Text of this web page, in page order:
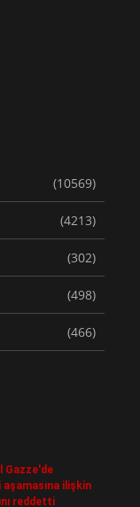
(10569)
(4213)
(302)
(498)
(466)
Gazze'de
ilişkin
reddetti